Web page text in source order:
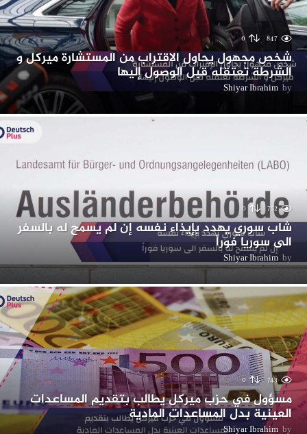
847
0
شخص مجهول يحاول الاقتراب من المستشارة ميركل و
الشرطة تعتقله قبل الوصول إليها
by
Shiyar Ibrahim
752
0
شاب سوري يهدد بإيذاء نفسه إن لم يسمح له بالسفر
الى سوريا فوراً
by
Shiyar Ibrahim
743
0
مسؤول في حزب ميركل يطالب بتقديم المساعدات
العينية بدل المساعدات المادية
by
Shiyar Ibrahim